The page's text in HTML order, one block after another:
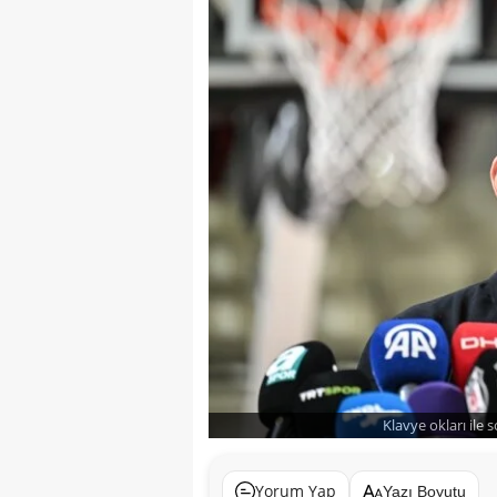
Klavye okları ile
Yorum Yap Yazı Boyutu